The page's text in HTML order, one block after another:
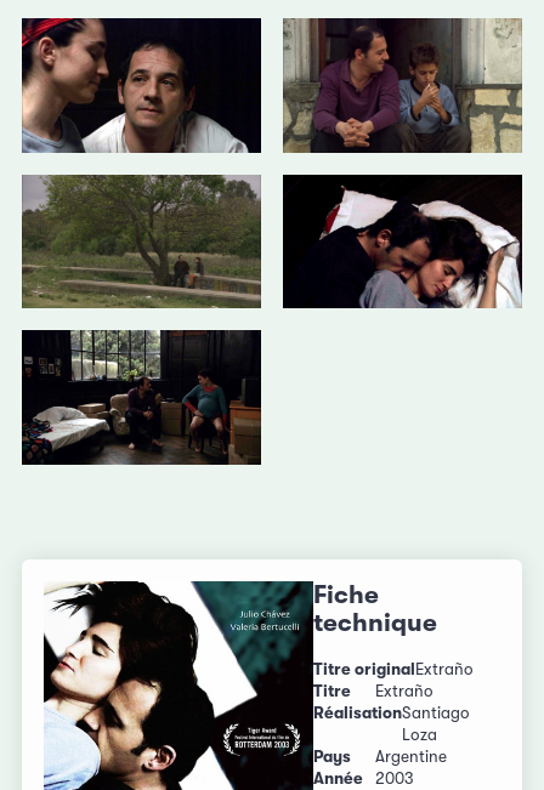
Fiche
technique
Titre original Extraño
Titre
Extraño
RéalisationSantiago
Loza
Pays
Argentine
Année
2003